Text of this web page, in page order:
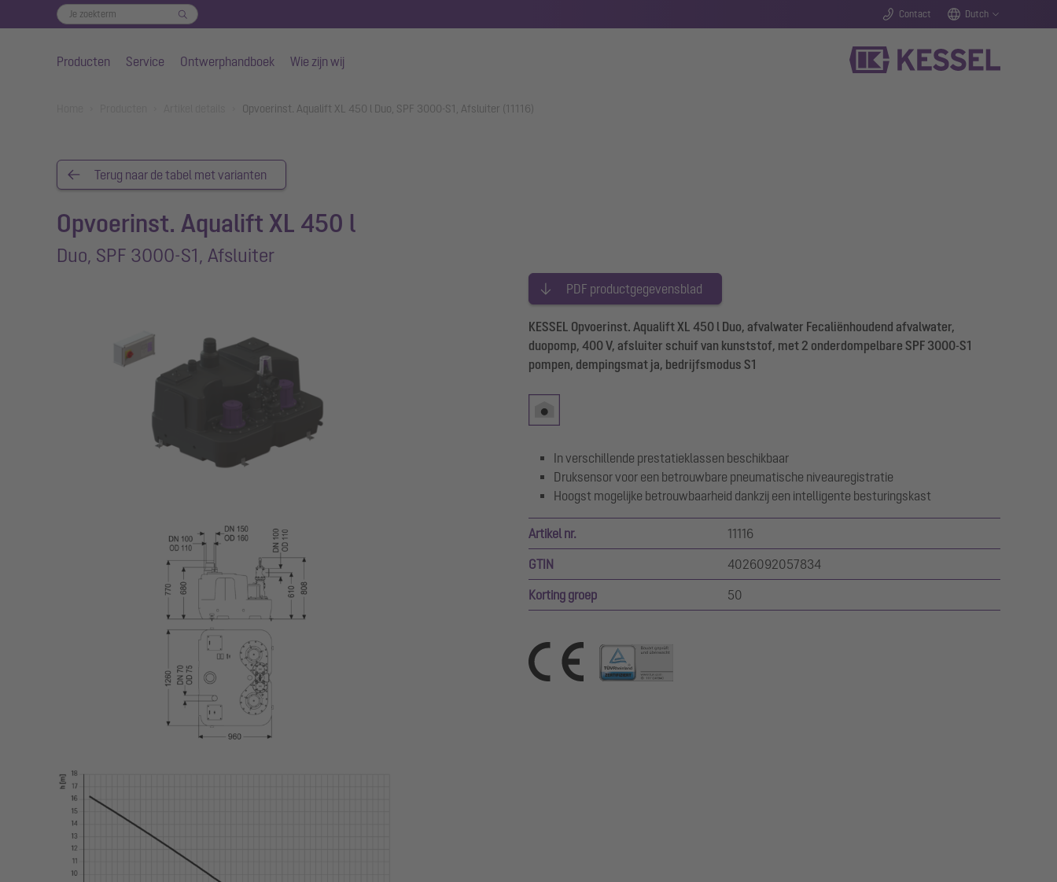
Contact Dutch
Producten Service Ontwerphandboek Wie zijn wij
Opvoerinst. Aqualift XL 450 l Duo, SPF 3000-S1, Afsluiter (11116)
Terug naar de tabel met varianten
Opvoerinst. Aqualift XL 450 l
Duo, SPF 3000-S1, Afsluiter
PDF productgegevensblad
KESSEL Opvoerinst. Aqualift XL 450 l Duo, afvalwater Fecaliënhoudend afvalwater,
duopomp, 400 V, afsluiter schuif van kunststof, met 2 onderdompelbare SPF 3000-S1
pompen, dempingsmat ja, bedrijfsmodus S1
In verschillende prestatieklassen beschikbaar
Druksensor voor een betrouwbare pneumatische niveauregistratie
Hoogst mogelijke betrouwbaarheid dankzij een intelligente besturingskast
Artikel nr. 11116
GTIN 4026092057834
Korting groep 50